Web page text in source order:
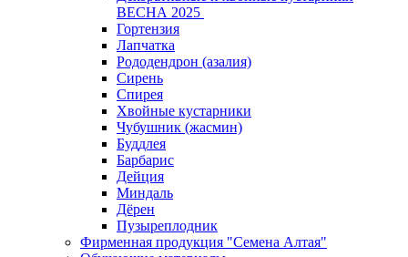
ВЕСНА 2025
Гортензия
Лапчатка
Рододендрон (азалия)
Сирень
Спирея
Хвойные кустарники
Чубушник (жасмин)
Буддлея
Барбарис
Дейция
Миндаль
Дёрен
Пузыреплодник
Фирменная продукция "Семена Алтая"